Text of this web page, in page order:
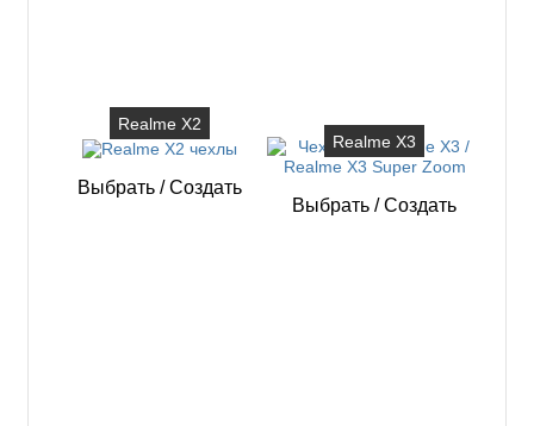
Realme X2
Выбрать /Создать
Realme X3
Выбрать /Создать